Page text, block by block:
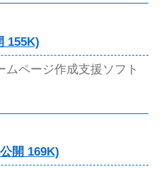
155K)
ページ作成支援ソフト
開 169K)